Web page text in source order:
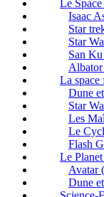
Le
Isaac
Star
Star
San
La space
Dune
Star
Les
Le
Flash
Le
Avatar
Dune